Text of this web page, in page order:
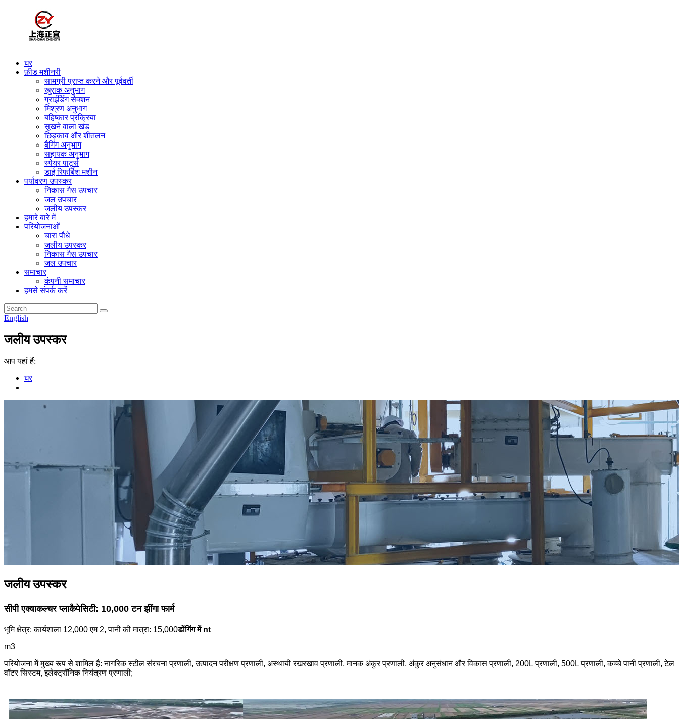
घर
फ़ीड मशीनरी
सामग्री प्राप्त करने और पूर्ववर्ती
खुराक अनुभाग
ग्राइंडिंग सेक्शन
मिश्रण अनुभाग
बहिष्कार प्रक्रिया
सूखने वाला खंड
छिड़काव और शीतलन
बैगिंग अनुभाग
सहायक अनुभाग
स्पेयर पार्ट्स
डाई रिफर्बिश मशीन
पर्यावरण उपस्कर
निकास गैस उपचार
जल उपचार
जलीय उपस्कर
हमारे बारे में
परियोजनाओं
चारा पौधे
जलीय उपस्कर
निकास गैस उपचार
जल उपचार
समाचार
कंपनी समाचार
हमसे संपर्क करें
English
जलीय उपस्कर
आप यहां हैं:
घर
जलीय उपस्कर
सीपी एक्वाकल्चर प्लाकैपेसिटी: 10,000 टन झींगा फार्म
भूमि क्षेत्र: कार्यशाला 12,000 एम 2, पानी की मात्रा: 15,000डोंगिंग में nt
m3
परियोजना में मुख्य रूप से शामिल हैं: नागरिक स्टील संरचना प्रणाली, उत्पादन परीक्षण प्रणाली, अस्थायी रखरखाव प्रणाली, मानक अंकुर प्रणाली, अंकुर अनुसंधान और विकास प्रणाली, 200L प्रणाली, 500L प्रणाली, कच्चे पानी प्रणाली, टेल
वॉटर सिस्टम, इलेक्ट्रॉनिक नियंत्रण प्रणाली;